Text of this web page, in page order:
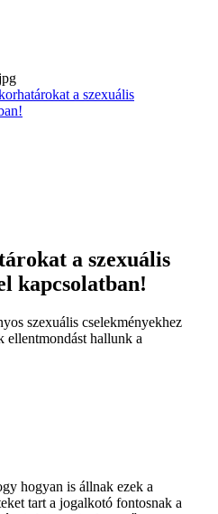
a szexuális
a szexuális
kapcsolatban!
szexuális cselekményekhez
ellentmondást hallunk a
hogyan is állnak ezek a
tart a jogalkotó fontosnak a